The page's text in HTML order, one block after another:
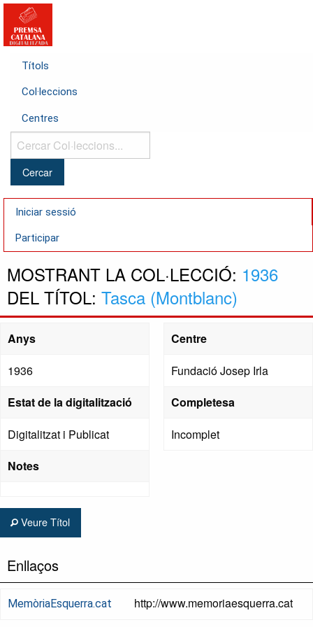
Títols
Col·leccions
Centres
Cercar
Col·leccions...
Iniciar sessió
Participar
MOSTRANT LA COL·LECCIÓ: 1936
DEL TÍTOL: Tasca (Montblanc)
Anys
1936
Estat de la digitalització
Digitalitzat i Publicat
Notes
Centre
Fundació Josep Irla
Completesa
Incomplet
Veure Títol
Enllaços
MemòriaEsquerra.cat http://www.memoriaesquerra.cat